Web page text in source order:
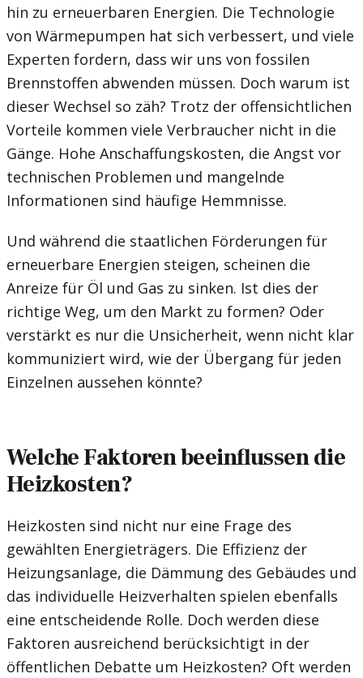
hin zu erneuerbaren Energien. Die Technologie
von Wärmepumpen hat sich verbessert, und viele
Experten fordern, dass wir uns von fossilen
Brennstoffen abwenden müssen. Doch warum ist
dieser Wechsel so zäh? Trotz der offensichtlichen
Vorteile kommen viele Verbraucher nicht in die
Gänge. Hohe Anschaffungskosten, die Angst vor
technischen Problemen und mangelnde
Informationen sind häufige Hemmnisse.
Und während die staatlichen Förderungen für
erneuerbare Energien steigen, scheinen die
Anreize für Öl und Gas zu sinken. Ist dies der
richtige Weg, um den Markt zu formen? Oder
verstärkt es nur die Unsicherheit, wenn nicht klar
kommuniziert wird, wie der Übergang für jeden
Einzelnen aussehen könnte?
Welche Faktoren beeinflussen die
Heizkosten?
Heizkosten sind nicht nur eine Frage des
gewählten Energieträgers. Die Effizienz der
Heizungsanlage, die Dämmung des Gebäudes und
das individuelle Heizverhalten spielen ebenfalls
eine entscheidende Rolle. Doch werden diese
Faktoren ausreichend berücksichtigt in der
öffentlichen Debatte um Heizkosten? Oft werden